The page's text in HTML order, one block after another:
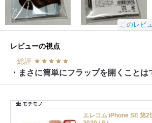
このレビ
レビューの視点
総評
・まさに簡単にフラップを開くことは